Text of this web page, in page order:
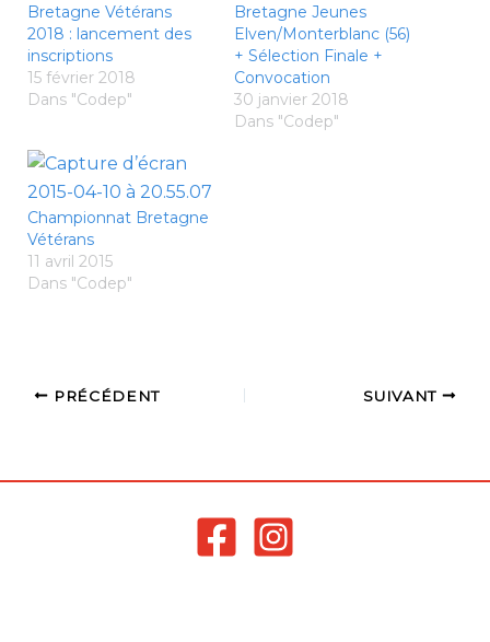
Bretagne Vétérans
2018 : lancement des
inscriptions
15 février 2018
Dans "Codep"
Bretagne Jeunes
Elven/Monterblanc (56)
+ Sélection Finale +
Convocation
30 janvier 2018
Dans "Codep"
Championnat Bretagne
Vétérans
11 avril 2015
Dans "Codep"
PRÉCÉDENT SUIVANT